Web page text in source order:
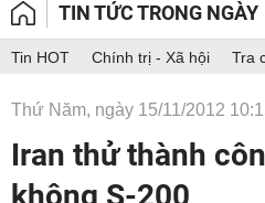
TIN TỨC TRONG NGÀY
Tin HOT Chính trị - Xã hội Tra
Thứ Năm, ngày 15/11/2012
Iran thử thành